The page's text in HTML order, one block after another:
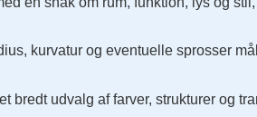
kurvatur og eventuelle sprosser
bredt udvalg af farver, strukturer og